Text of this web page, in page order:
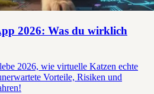
2026: Was du wirklich
2026, wie virtuelle Katzen echte
Vorteile, Risiken und